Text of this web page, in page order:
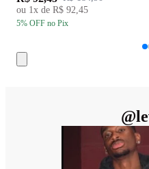
ou 1 x de R$ 92,45
5% OFF no Pix
@